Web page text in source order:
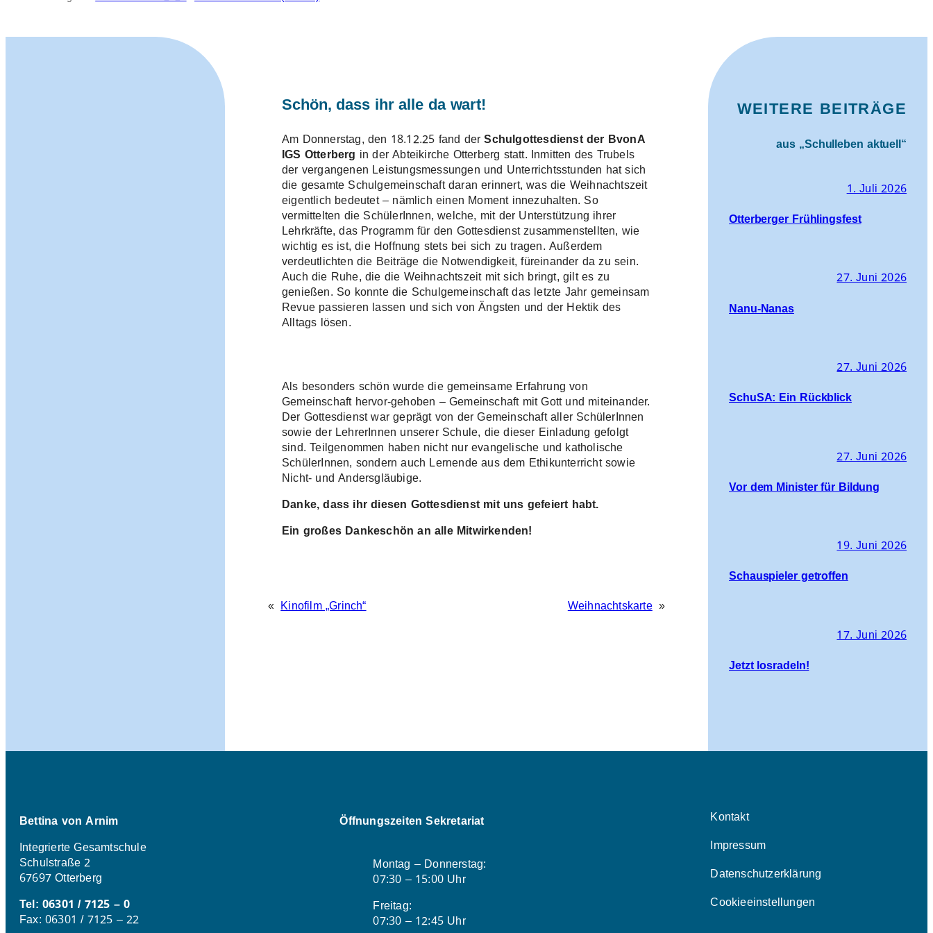
Schön, dass ihr alle da wart!
Am Donnerstag, den 18.12.25 fand derSchulgottesdienst der BvonA
IGS Otterberg in der Abteikirche Otterberg statt. Inmitten des Trubels
der vergangenen Leistungsmessungen und Unterrichtsstunden hat sich
die gesamte Schulgemeinschaft daran erinnert, was die Weihnachtszeit
eigentlich bedeutet – nämlich einen Moment innezuhalten. So
vermittelten die SchülerInnen, welche, mit der Unterstützung ihrer
Lehrkräfte, das Programm für den Gottesdienst zusammenstellten, wie
wichtig es ist, die Hoffnung stets bei sich zu tragen. Außerdem
verdeutlichten die Beiträge die Notwendigkeit, füreinander da zu sein.
Auch die Ruhe, die die Weihnachtszeit mit sich bringt, gilt es zu
genießen. So konnte die Schulgemeinschaft das letzte Jahr gemeinsam
Revue passieren lassen und sich von Ängsten und der Hektik des
Alltags lösen.
Als besonders schön wurde die gemeinsame Erfahrung von
Gemeinschaft hervor-gehoben – Gemeinschaft mit Gott und miteinander.
Der Gottesdienst war geprägt von der Gemeinschaft aller SchülerInnen
sowie der LehrerInnen unserer Schule, die dieser Einladung gefolgt
sind. Teilgenommen haben nicht nur evangelische und katholische
SchülerInnen, sondern auch Lernende aus dem Ethikunterricht sowie
Nicht- und Andersgläubige.
Danke, dass ihr diesen Gottesdienst mit uns gefeiert habt.
Ein großes Dankeschön an alle Mitwirkenden!
« Kinofilm „Grinch“ Weihnachtskarte »
WEITERE BEITRÄGE
aus „Schulleben aktuell“
1. Juli 2026
Otterberger Frühlingsfest
27. Juni 2026
Nanu-Nanas
27. Juni 2026
SchuSA: Ein Rückblick
27. Juni 2026
Vor dem Minister für Bildung
19. Juni 2026
Schauspieler getroffen
17. Juni 2026
Jetzt losradeln!
Bettina von Arnim
Integrierte Gesamtschule
Schulstraße 2
67697 Otterberg
Tel: 06301 / 7125 – 0
Fax: 06301 / 7125 – 22
Öffnungszeiten Sekretariat
Montag – Donnerstag:
07:30 – 15:00 Uhr
Freitag:
07:30 – 12:45 Uhr
Kontakt
Impressum
Datenschutzerklärung
Cookieeinstellungen